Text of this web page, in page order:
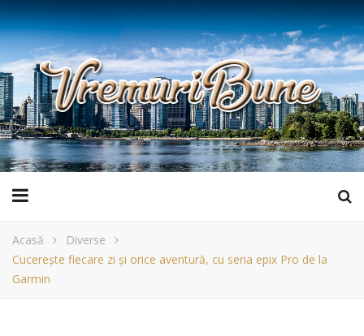
Acasă
Diverse
Cucerește fiecare zi și orice aventură, cu seria epix Pro de la
Garmin